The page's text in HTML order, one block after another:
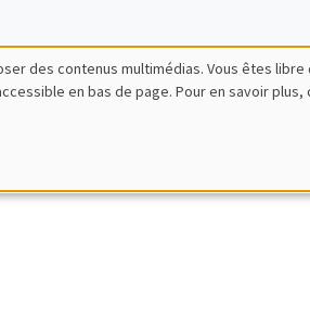
des contenus multimédias. Vous êtes libre
en bas de page. Pour en savoir